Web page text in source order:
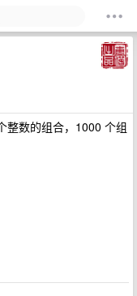
整数的组合，1000 个组